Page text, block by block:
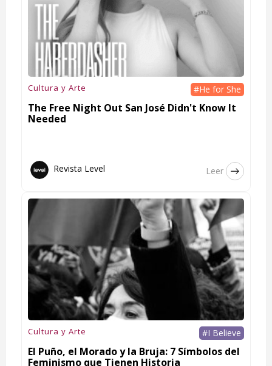
Cultura y Arte #He for She
The Free Night Out San José Didn't Know It
Needed
Revista Level Leer
Cultura y Arte #I Believe
El Puño, el Morado y la Bruja: 7 Símbolos del
Feminismo que Tienen Historia